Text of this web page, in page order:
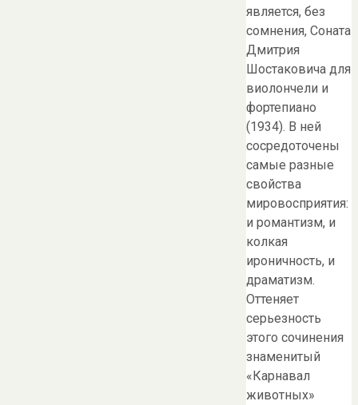
является, без
сомнения, Соната
Дмитрия
Шостаковича для
виолончели и
фортепиано
(1934). В ней
сосредоточены
самые разные
свойства
мировосприятия:
и романтизм, и
колкая
ироничность, и
драматизм.
Оттеняет
серьезность
этого сочинения
знаменитый
«Карнавал
животных»